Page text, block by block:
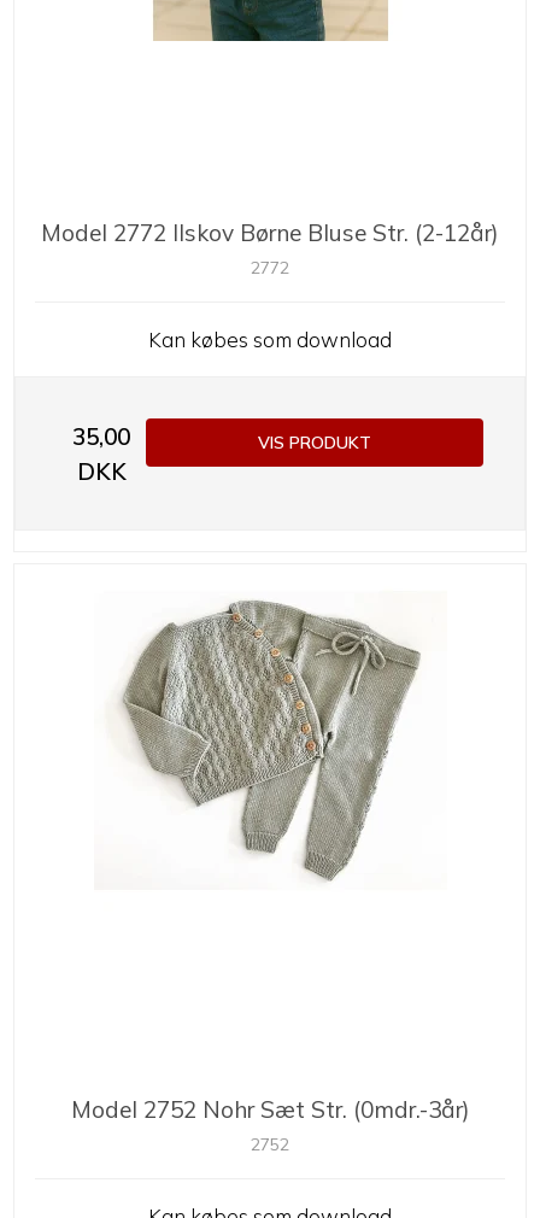
Model 2772 Ilskov Børne Bluse Str. (2-12år)
2772
Kan købes som download
35,00
DKK
VIS PRODUKT
Model 2752 Nohr Sæt Str. (0mdr.-3år)
2752